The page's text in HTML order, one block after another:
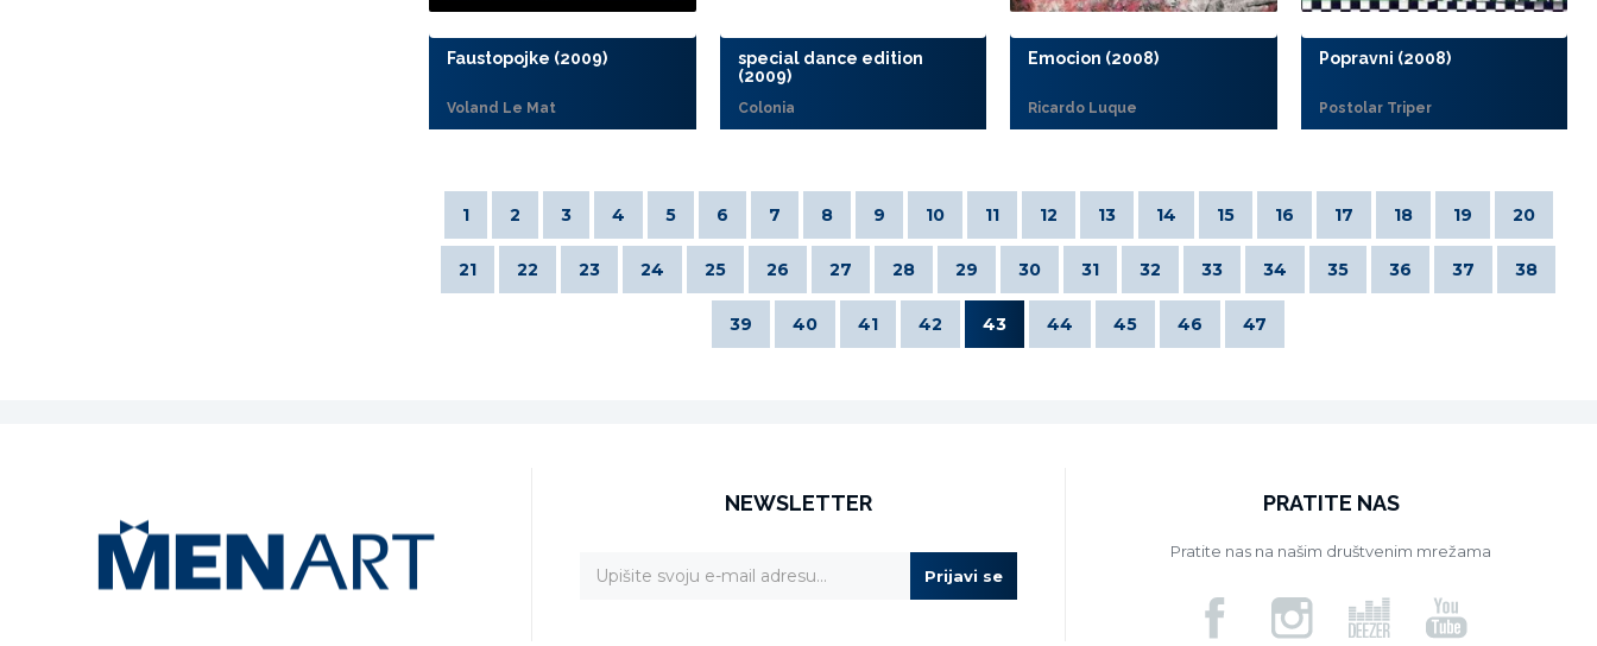
Faustopojke (2009)
Voland Le Mat
special dance edition
(2009)
Colonia
Emocion (2008)
Ricardo Luque
Popravni (2008)
Postolar Triper
1 2 3 4 5 6 7 8 9 10 11 12 13 14 15 16 17 18 19 20
21 22 23 24 25 26 27 28 29 30 31 32 33 34 35 36 37 38
39 40 41 42 43 44 45 46 47
NEWSLETTER
Prijavi se
PRATITE NAS
Pratite nas na našim društvenim mrežama